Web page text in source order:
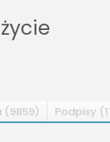
(9859) Podpisy